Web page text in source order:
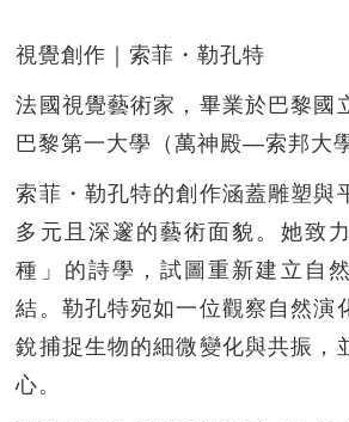
視覺創作｜索菲・勒孔特
法國視覺藝術家，畢業於巴黎國
巴黎第一大學（萬神殿—索邦大
索菲・勒孔特的創作涵蓋雕塑與
多元且深邃的藝術面貌。她致
種」的詩學，試圖重新建立自
結。勒孔特宛如一位觀察自然演
銳捕捉生物的細微變化與共振，
心。